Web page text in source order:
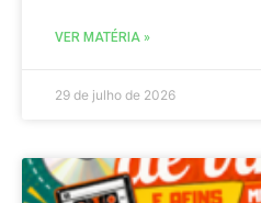
VER MATÉRIA »
29 de julho de 2026